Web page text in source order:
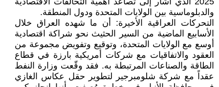
والدبلوماسية بين الولايات المتحدة ودول المنطقة.
التحركات العراقية الأخيرة: أن ما شهده العراق خلال
الأسابيع الماضية من السير الحثيث نحو شراكة اقتصادية
أوسع مع الولايات المتحدة، وتوقيع وتفويض مجموعة من
العقود والاتفاقيات مع شركات أمريكية بارزة في قطاع
الطاقة والصناعات المرتبطة به. فقد وقّعت وزارة النفط
عقداً مع شركة شلومبرجير لتطوير حقل عكاس الغازي